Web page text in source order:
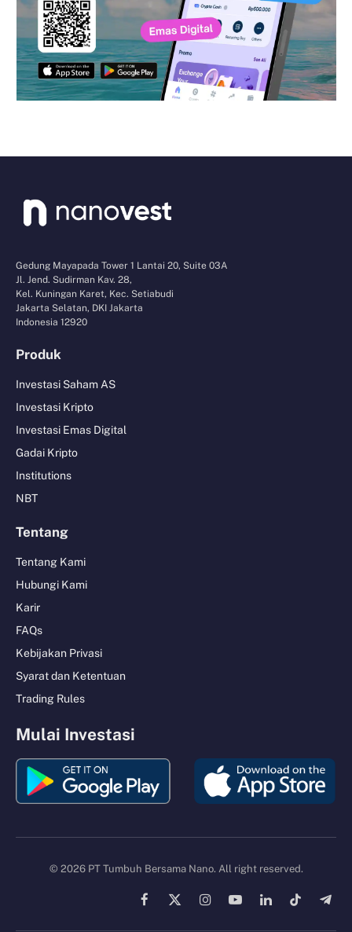
Gedung Mayapada Tower 1 Lantai 20, Suite 03A
Jl. Jend. Sudirman Kav. 28,
Kel. Kuningan Karet, Kec. Setiabudi
Jakarta Selatan, DKI Jakarta
Indonesia 12920
Produk
Investasi Saham AS
Investasi Kripto
Investasi Emas Digital
Gadai Kripto
Institutions
NBT
Tentang
Tentang Kami
Hubungi Kami
Karir
FAQs
Kebijakan Privasi
Syarat dan Ketentuan
Trading Rules
Mulai Investasi
© 2026 PT Tumbuh Bersama Nano. All right reserved.
Facebook
X
InstagramYouTubeLinkedInTikTok